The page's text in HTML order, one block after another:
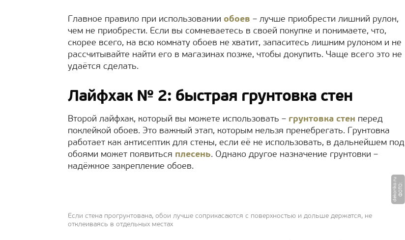
Главное правило при использовании обоев – лучше приобрести лишний рулон,
чем не приобрести. Если вы сомневаетесь в своей покупке и понимаете, что,
скорее всего, на всю комнату обоев не хватит, запаситесь лишним рулоном и не
рассчитывайте найти его в магазинах позже, чтобы докупить. Чаще всего это не
удаётся сделать.
Лайфхак № 2: быстрая грунтовка стен
Второй лайфхак, который вы можете использовать – грунтовка стен перед
поклейкой обоев. Это важный этап, которым нельзя пренебрегать. Грунтовка
работает как антисептик для стены, если её не использовать, в дальнейшем под
обоями может появиться плесень. Однако другое назначение грунтовки –
надёжное закрепление обоев.
Ф
О
Т
О
:
d
e
k
o
ri
k
o.
r
u
Если стена прогрунтована, обои лучше соприкасаются с поверхностью и дольше держатся, не
отклеиваясь в отдельных местах